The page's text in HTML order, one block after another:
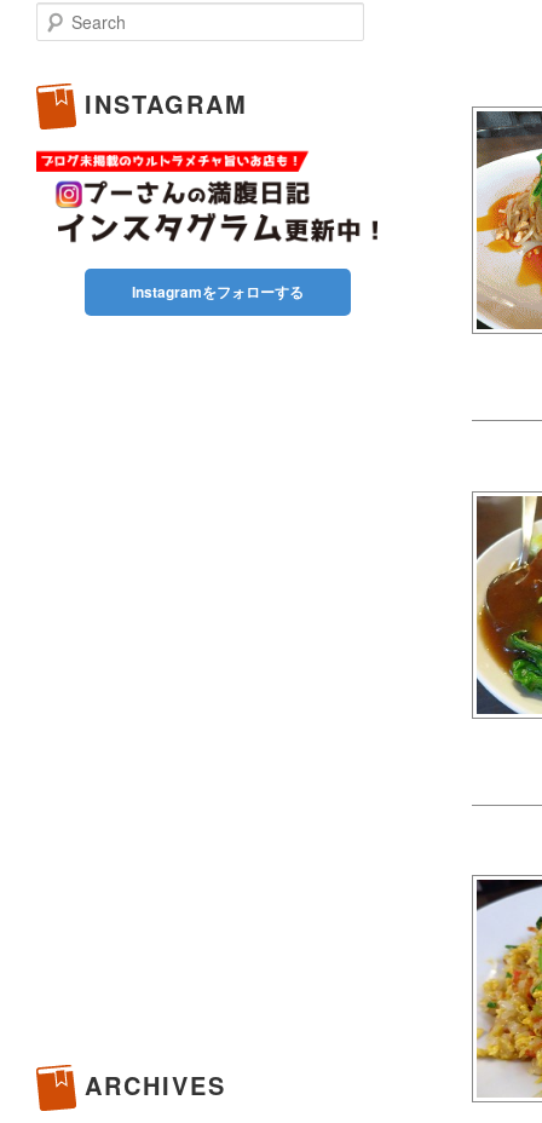
Search
INSTAGRAM
Instagramをフォローする
ARCHIVES